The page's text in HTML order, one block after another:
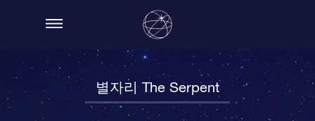
별자리 The Serpent